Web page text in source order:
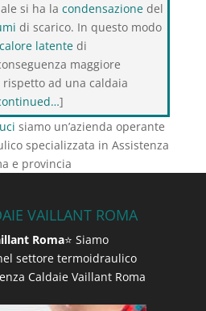
si ha la condensazionedel
di scarico. In questo modo
calore latentedi
maggiore
ad una caldaia
]
siamo un’azienda operante
specializzata in Assistenza
e provincia
VAILLANT ROMA
Roma⭐ Siamo
settore termoidraulico
Caldaie Vaillant Roma